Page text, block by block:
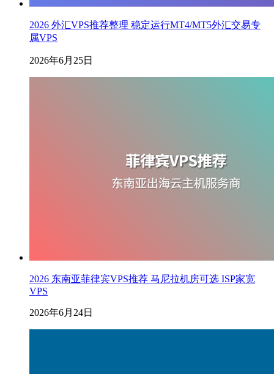
2026 外汇VPS推荐整理 稳定运行MT4/MT5外汇交易专
属VPS
2026年6月25日
2026 东南亚菲律宾VPS推荐 马尼拉机房可选 ISP家宽
VPS
2026年6月24日